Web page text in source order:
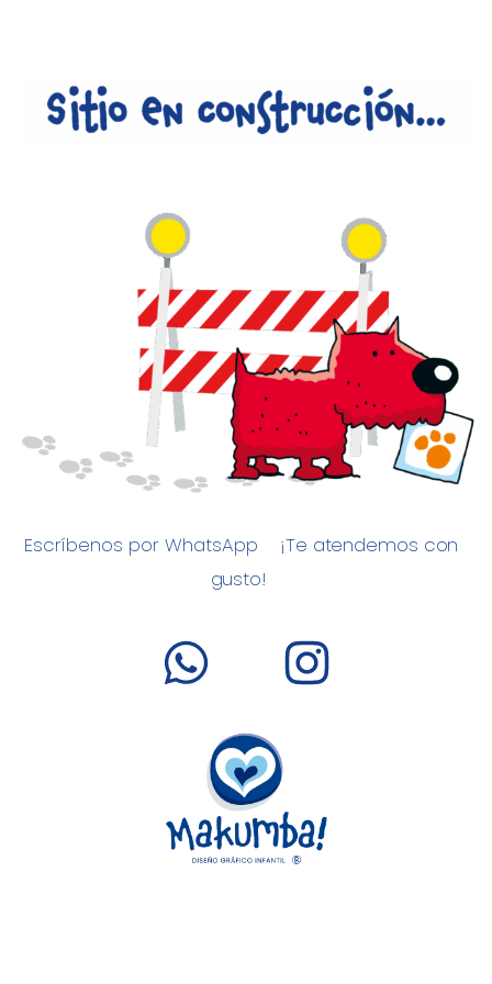
Escríbenos por WhatsApp ¡Te atendemos con
gusto!